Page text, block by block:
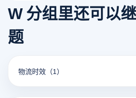
W 分组里还可以
题
物流时效 （1）